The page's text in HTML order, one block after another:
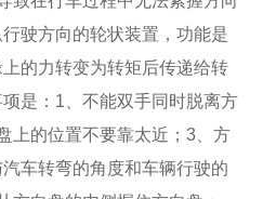
驶方向的轮状装置，功能是
的力转变为转矩后传递给转
是：1、不能双手同时脱离方
上的位置不要靠太近；3、方
车转弯的角度和车辆行驶的